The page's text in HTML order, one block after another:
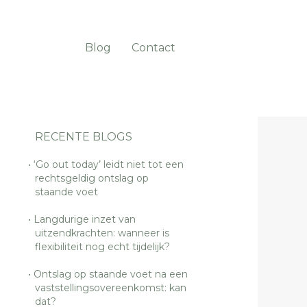
Blog Contact
RECENTE BLOGS
‘Go out today’ leidt niet tot een
rechtsgeldig ontslag op
staande voet
Langdurige inzet van
uitzendkrachten: wanneer is
flexibiliteit nog echt tijdelijk?
Ontslag op staande voet na een
vaststellingsovereenkomst: kan
dat?